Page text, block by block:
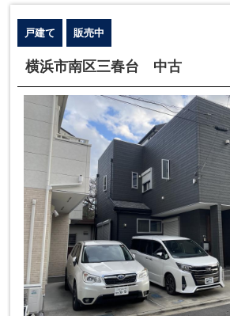
戸建て 販売中
横浜市南区三春台 中古